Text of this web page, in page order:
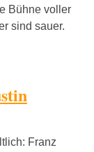
Bühne voller
sind sauer.
Franz